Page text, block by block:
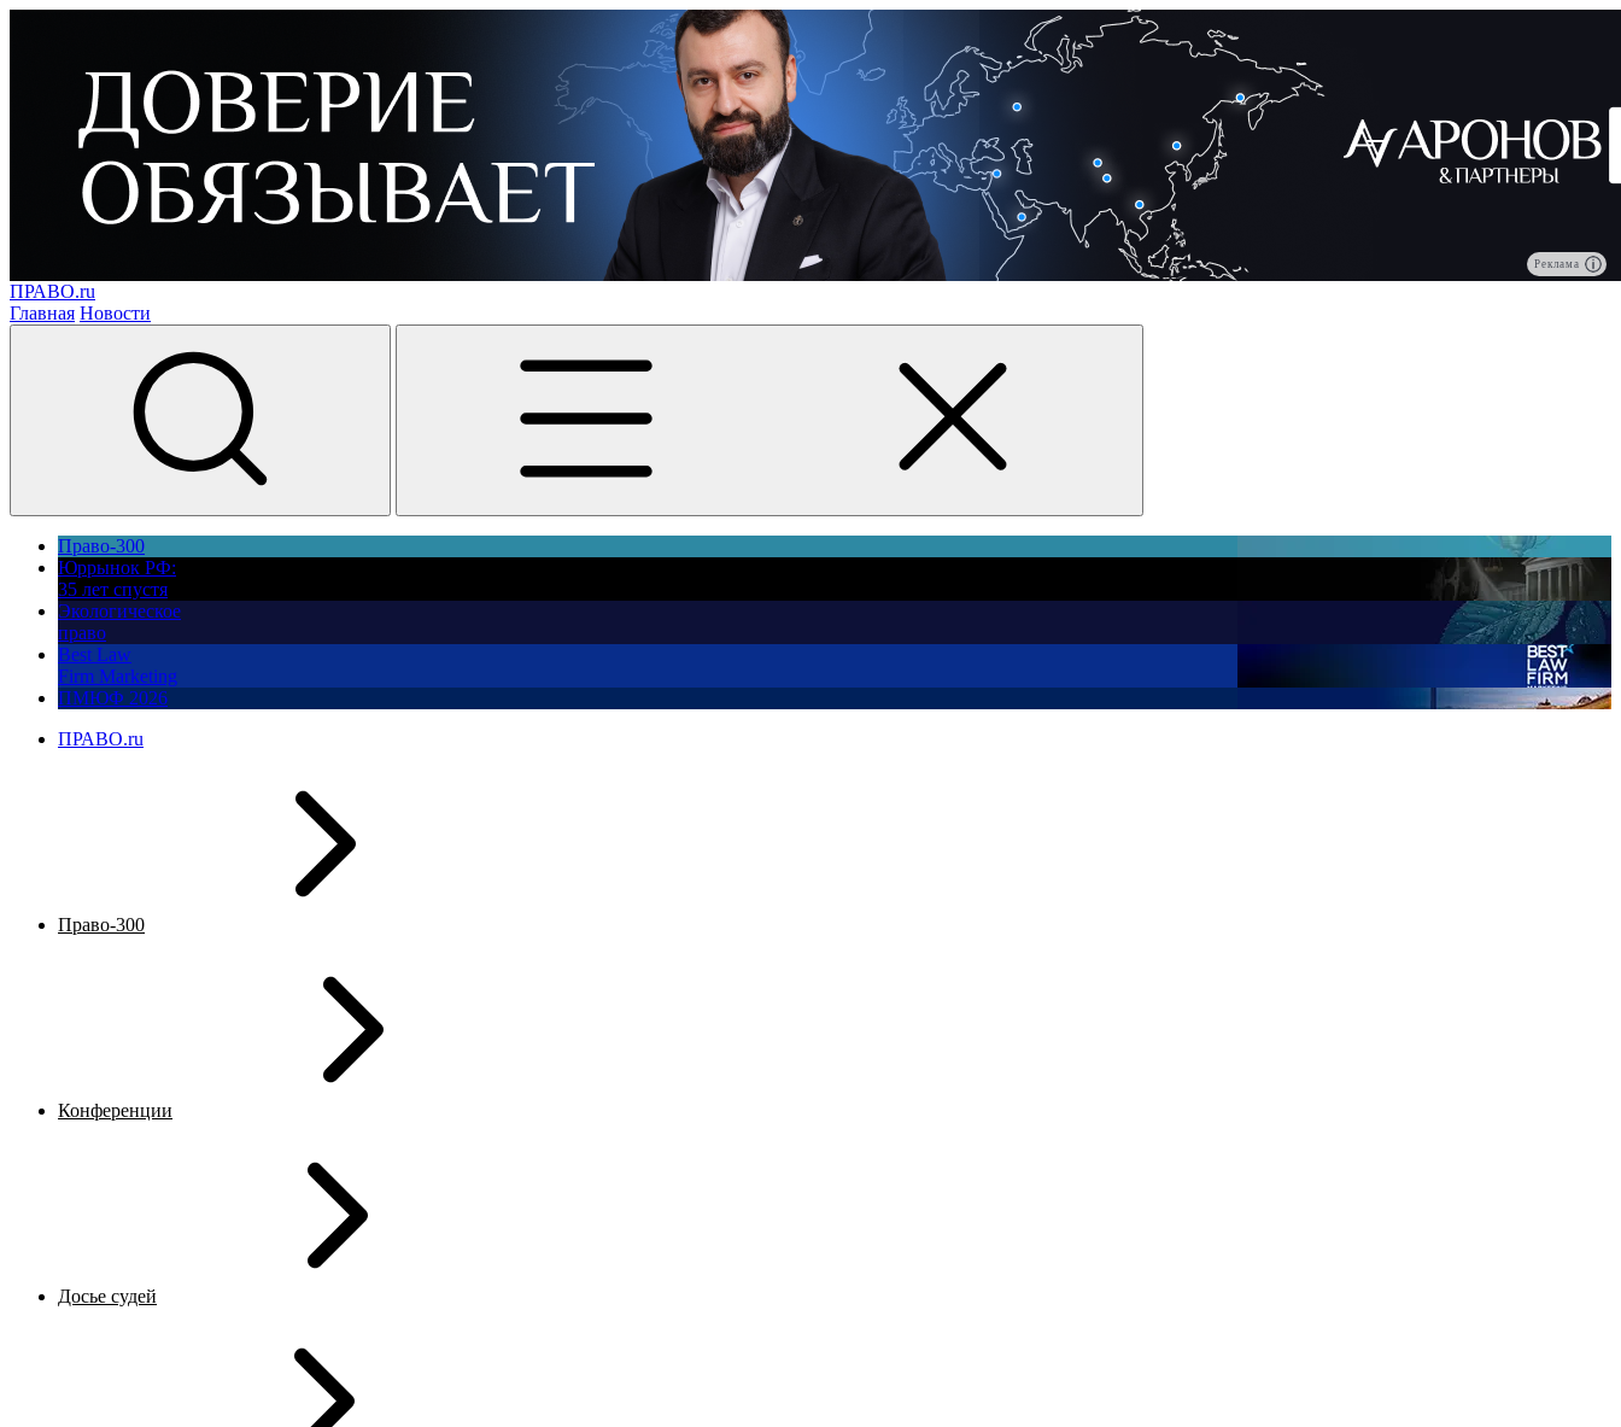
Реклама
ПРАВО.ru
Главная Новости
Право-300
Юррынок РФ:
35 лет спустя
Экологическое
право
Best Law
Firm Marketing
ПМЮФ 2026
ПРАВО.ru
Право-300
Конференции
Досье судей